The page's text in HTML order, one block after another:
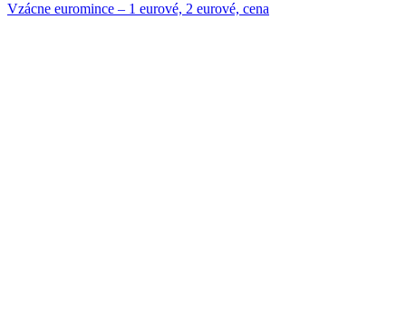
Vzácne euromince – 1 eurové, 2 eurové, cena